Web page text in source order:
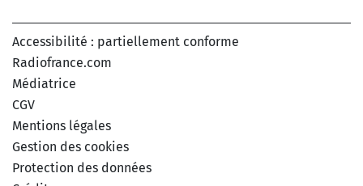
Accessibilité : partiellement conforme
Radiofrance.com
Médiatrice
CGV
Mentions légales
Gestion des cookies
Protection des données